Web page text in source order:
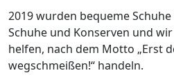
2019 wurden bequeme
Schuhe und Konserven und
helfen, nach dem Motto „Erst
wegschmeißen!“ handeln.